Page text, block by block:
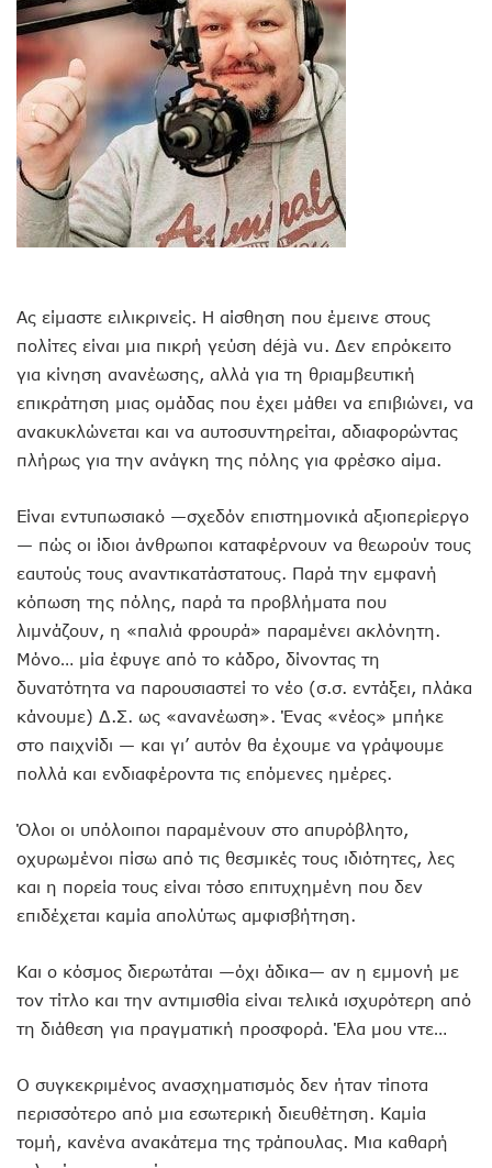
Ας είμαστε ειλικρινείς. Η αίσθηση που έμεινε στους
πολίτες είναι μια πικρή γεύση déjà vu. Δεν επρόκειτο
για κίνηση ανανέωσης, αλλά για τη θριαμβευτική
επικράτηση μιας ομάδας που έχει μάθει να επιβιώνει, να
ανακυκλώνεται και να αυτοσυντηρείται, αδιαφορώντας
πλήρως για την ανάγκη της πόλης για φρέσκο αίμα.
Είναι εντυπωσιακό —σχεδόν επιστημονικά αξιοπερίεργο
— πώς οι ίδιοι άνθρωποι καταφέρνουν να θεωρούν τους
εαυτούς τους αναντικατάστατους. Παρά την εμφανή
κόπωση της πόλης, παρά τα προβλήματα που
λιμνάζουν, η «παλιά φρουρά» παραμένει ακλόνητη.
Μόνο… μία έφυγε από το κάδρο, δίνοντας τη
δυνατότητα να παρουσιαστεί το νέο (σ.σ. εντάξει, πλάκα
κάνουμε) Δ.Σ. ως «ανανέωση». Ένας «νέος» μπήκε
στο παιχνίδι — και γι’ αυτόν θα έχουμε να γράψουμε
πολλά και ενδιαφέροντα τις επόμενες ημέρες.
Όλοι οι υπόλοιποι παραμένουν στο απυρόβλητο,
οχυρωμένοι πίσω από τις θεσμικές τους ιδιότητες, λες
και η πορεία τους είναι τόσο επιτυχημένη που δεν
επιδέχεται καμία απολύτως αμφισβήτηση.
Και ο κόσμος διερωτάται —όχι άδικα— αν η εμμονή με
τον τίτλο και την αντιμισθία είναι τελικά ισχυρότερη από
τη διάθεση για πραγματική προσφορά. Έλα μου ντε…
Ο συγκεκριμένος ανασχηματισμός δεν ήταν τίποτα
περισσότερο από μια εσωτερική διευθέτηση. Καμία
τομή, κανένα ανακάτεμα της τράπουλας. Μια καθαρή